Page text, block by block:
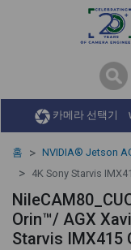
카메라 선택기
홈
NVIDIA® Jetson
4K Sony Starvis
Orin™/ AGX
Starvis IMX415